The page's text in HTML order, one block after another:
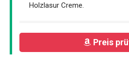
Holzlasur Creme.
Preis